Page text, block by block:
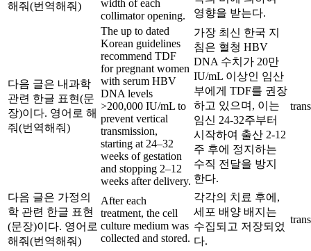
해줘(번역해줘)
width of each
collimator opening.
영향을 받는다.
다음 글은 내과학
관련 한글 표현(문
장)이다. 영어로 해
줘(번역해줘)
The up to dated
Korean guidelines
recommend TDF
for pregnant women
with serum HBV
DNA levels
>200,000 IU/mL to
prevent vertical
transmission,
starting at 24–32
weeks of gestation
and stopping 2–12
weeks after delivery.
가장 최신 한국 지
침은 혈청 HBV
DNA 수치가 20만
IU/mL 이상인 임산
부에게 TDF를 권장
하고 있으며, 이는
임신 24-32주부터
시작하여 출산 2-12
주 후에 정지하는
수직 전달을 방지
한다.
다음 글은 가정의
학 관련 한글 표현
(문장)이다. 영어로
해줘(번역해줘)
After each
treatment, the cell
culture medium was
collected and stored.
각각의 치료 후에,
세포 배양 배지는
수집되고 저장되었
다.